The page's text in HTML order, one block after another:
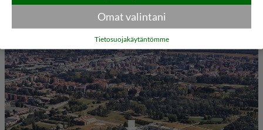
suuret sängyt, ilmastointi, taulutelevisiot ja omat
kylpyhuoneet, joissa on ilmaisia hygieniatuotteita.
Monista huoneista avautuu kauniit näkymät
ympäröivään viheralueeseen, mikä takaa
rentouttavan tunnelman kiireisen päivän jälkeen
kaupungissa.
Vierailla on käytettävissään monia palveluja,
3D-animaatio
Omat valintani
Tietosuojakäytäntömme